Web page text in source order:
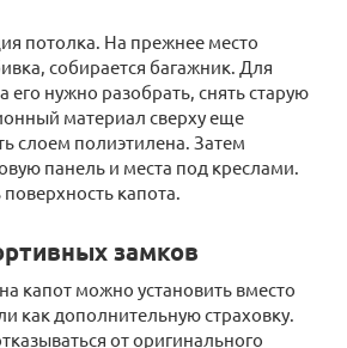
потолка. На прежнее место
собирается багажник. Для
нужно разобрать, снять старую
материал сверху еще
слоем полиэтилена. Затем
панель и места под креслами.
капота.
замков
капот можно установить вместо
как дополнительную страховку.
от оригинального